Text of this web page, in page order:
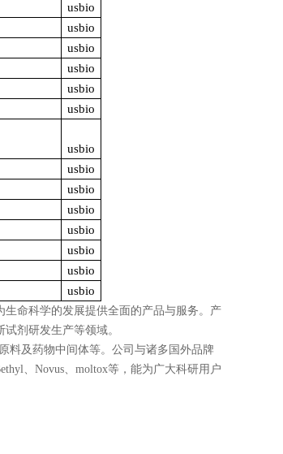
usbio
usbio
usbio
usbio
usbio
usbio
usbio
usbio
usbio
usbio
usbio
usbio
usbio
usbio
命科学的发展提供全面的产品与服务。产
剂研发生产等领域。
料及药物中间体等。公司与诸多国外品牌
、 Novus、 moltox等，能为广大科研用户